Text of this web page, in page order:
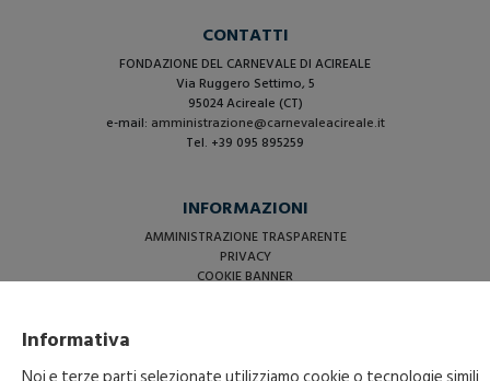
Informativa
CONTATTI
FONDAZIONE DEL CARNEVALE DI ACIREALE
Via Ruggero Settimo, 5
95024 Acireale (CT)
e-mail: amministrazione@carnevaleacireale.it
Tel. +39 095 895259
INFORMAZIONI
AMMINISTRAZIONE TRASPARENTE
PRIVACY
COOKIE BANNER